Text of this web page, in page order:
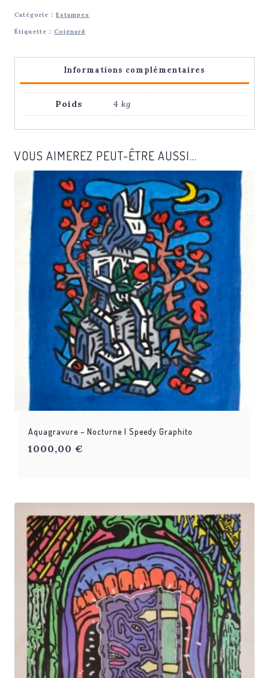
Mannequin
James
Catégorie : Estampes
Étiquette : Coignard
Informations complémentaires
Poids 4 kg
VOUS AIMEREZ PEUT-ÊTRE AUSSI…
Aquagravure – Nocturne | Speedy Graphito
1000,00 €